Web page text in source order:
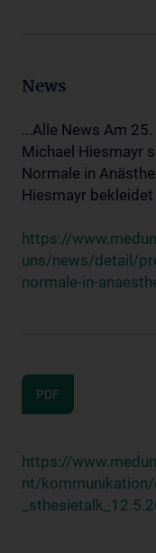
News
...Alle News Am
Michael Hiesmayr
Normale in
Hiesmayr
https://
uns/news/detail/
normale-in-
PDF
https://
nt/kommunikation/